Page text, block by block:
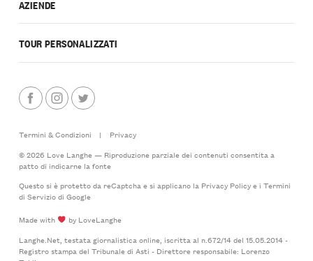
AZIENDE
TOUR PERSONALIZZATI
Termini & Condizioni |
Privacy
© 2026 Love Langhe — Riproduzione parziale dei contenuti consentita a
patto di indicarne la fonte
Questo si è protetto da reCaptcha e si applicano la Privacy Policye i Termini
di Serviziodi Google
Made with
by LoveLanghe
Langhe.Net, testata giornalistica online, iscritta al n.672/14 del 15.05.2014 -
Registro stampa del Tribunale di Asti - Direttore responsabile: Lorenzo